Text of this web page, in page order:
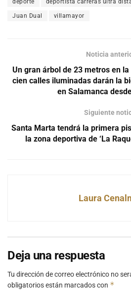
Juan Dual villamayor
Noticia
Un gran árbol de 23 metros en
cien calles iluminadas darán la
en Salamanca
Siguiente
Santa Marta tendrá la primera
la zona deportiva de ‘La
Laura
Deja una respuesta
Tu dirección de correo electrónico no
obligatorios están marcados con *